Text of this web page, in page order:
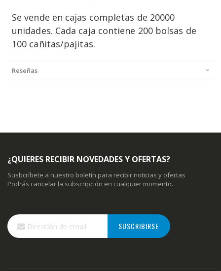
Se vende en cajas completas de 20000
unidades. Cada caja contiene 200 bolsas de
100 cañitas/pajitas.
Reseñas
¿QUIERES RECIBIR NOVEDADES Y OFERTAS?
Susbcríbete a nuestro boletín para recibir noticias y ofertas
Podrás cancelar la subscripción en cualquier momento.
Inscríbase
a
nuestro
SUSCRIBIRSE